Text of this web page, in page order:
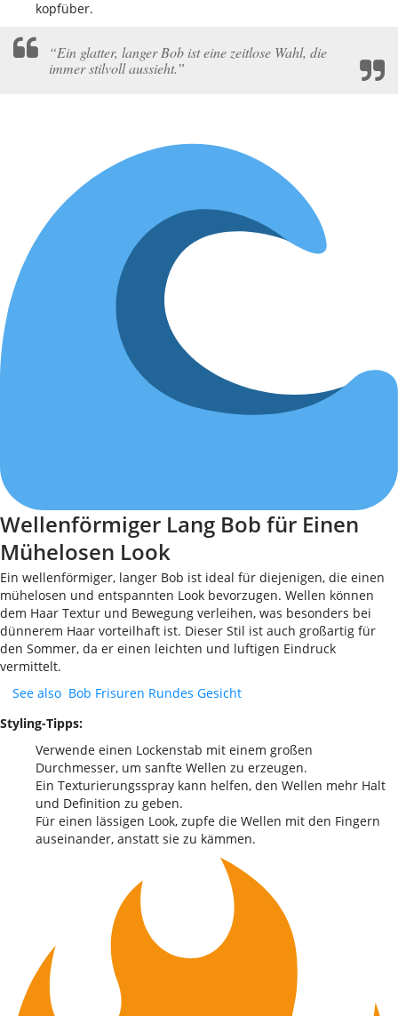
kopfüber.
“Ein glatter, langer Bob ist eine zeitlose Wahl, die
immer stilvoll aussieht.”
Wellenförmiger Lang Bob für Einen
Mühelosen Look
Ein wellenförmiger, langer Bob ist ideal für diejenigen, die einen
mühelosen und entspannten Look bevorzugen. Wellen können
dem Haar Textur und Bewegung verleihen, was besonders bei
dünnerem Haar vorteilhaft ist. Dieser Stil ist auch großartig für
den Sommer, da er einen leichten und luftigen Eindruck
vermittelt.
See also Bob Frisuren Rundes Gesicht
Styling-Tipps:
Verwende einen Lockenstab mit einem großen
Durchmesser, um sanfte Wellen zu erzeugen.
Ein Texturierungsspray kann helfen, den Wellen mehr Halt
und Definition zu geben.
Für einen lässigen Look, zupfe die Wellen mit den Fingern
auseinander, anstatt sie zu kämmen.